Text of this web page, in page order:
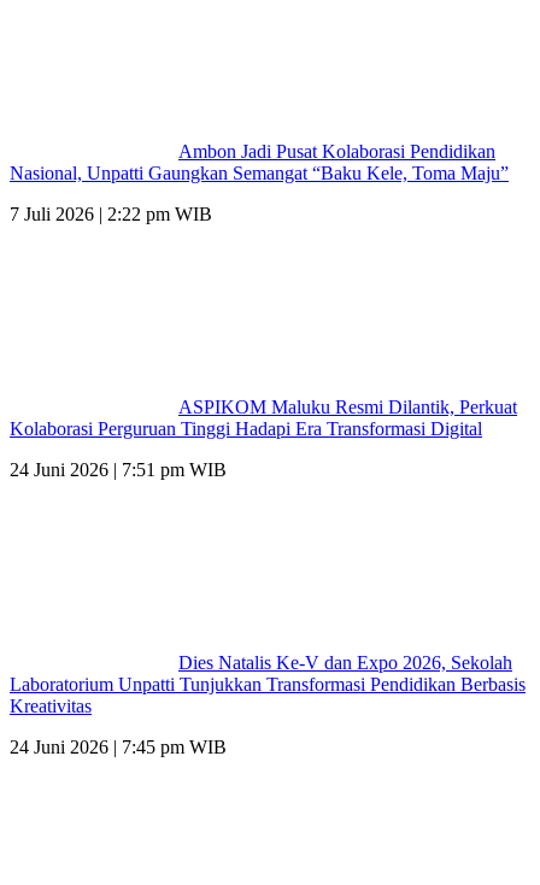
Ambon Jadi Pusat Kolaborasi Pendidikan
Nasional, Unpatti Gaungkan Semangat “Baku Kele, Toma Maju”
7 Juli 2026 | 2:22 pm WIB
ASPIKOM Maluku Resmi Dilantik, Perkuat
Kolaborasi Perguruan Tinggi Hadapi Era Transformasi Digital
24 Juni 2026 | 7:51 pm WIB
Dies Natalis Ke-V dan Expo 2026, Sekolah
Laboratorium Unpatti Tunjukkan Transformasi Pendidikan Berbasis
Kreativitas
24 Juni 2026 | 7:45 pm WIB